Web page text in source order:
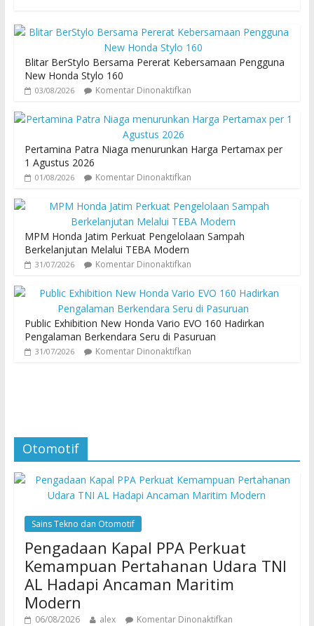
Blitar BerStylo Bersama Pererat Kebersamaan Pengguna
New Honda Stylo 160
03/08/2026 Komentar Dinonaktifkan
Pertamina Patra Niaga menurunkan Harga Pertamax per
1 Agustus 2026
01/08/2026 Komentar Dinonaktifkan
MPM Honda Jatim Perkuat Pengelolaan Sampah
Berkelanjutan Melalui TEBA Modern
31/07/2026 Komentar Dinonaktifkan
Public Exhibition New Honda Vario EVO 160 Hadirkan
Pengalaman Berkendara Seru di Pasuruan
31/07/2026 Komentar Dinonaktifkan
Otomotif
Sains Tekno dan Otomotif
Pengadaan Kapal PPA Perkuat
Kemampuan Pertahanan Udara TNI
AL Hadapi Ancaman Maritim
Modern
06/08/2026 alex Komentar Dinonaktifkan